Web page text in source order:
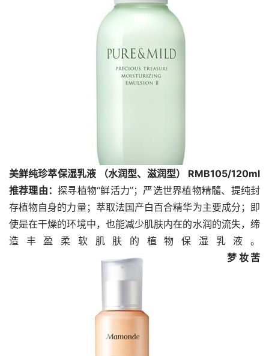
美鲜纯珍萃保湿乳液 （水润型、滋润型） RMB105/120ml
推荐理由：探寻植物“鲜活力”；严选世界植物精髓、提纯封
存植物自身的力量；萃取法国产白百合精华为主要成分；即
使是在干燥的环境中，也能减少肌肤内在的水润的流失，缔
造丰盈柔软肌肤的植物保湿乳液。
梦妆苦